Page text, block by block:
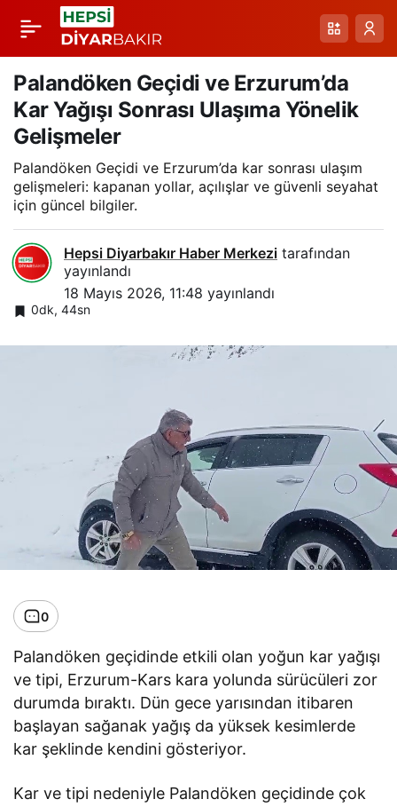
Palandöken Geçidi ve Erzurum’da
Kar Yağışı Sonrası Ulaşıma Yönelik
Gelişmeler
Palandöken Geçidi ve Erzurum’da kar sonrası ulaşım
gelişmeleri: kapanan yollar, açılışlar ve güvenli seyahat
için güncel bilgiler.
Hepsi Diyarbakır Haber Merkezi tarafından
yayınlandı
18 Mayıs 2026, 11:48 yayınlandı
0dk, 44sn
0
Palandöken geçidinde etkili olan yoğun kar yağışı
ve tipi, Erzurum-Kars kara yolunda sürücüleri zor
durumda bıraktı. Dün gece yarısından itibaren
başlayan sağanak yağış da yüksek kesimlerde
kar şeklinde kendini gösteriyor.
Kar ve tipi nedeniyle Palandöken geçidinde çok
Mazıdağı Gelincik
Tarlalarının Bahar
Işığıyla Canlanan
Manzarası
Paylaş